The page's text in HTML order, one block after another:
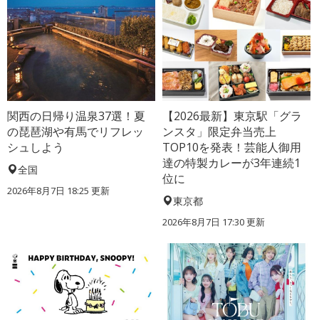
関西の日帰り温泉37選！夏
の琵琶湖や有馬でリフレッ
シュしよう
全国
2026年8月7日 18:25 更新
【2026最新】東京駅「グラ
ンスタ」限定弁当売上
TOP10を発表！芸能人御用
達の特製カレーが3年連続1
位に
東京都
2026年8月7日 17:30更新